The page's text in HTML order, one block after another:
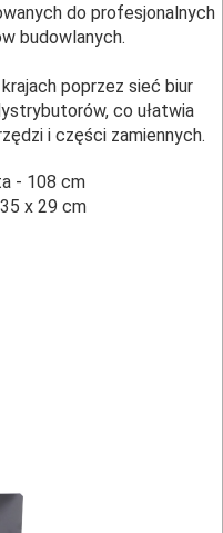
do profesjonalnych
budowlanych.
poprzez sieć biur
co ułatwia
i części zamiennych.
- 108 cm
x 29 cm